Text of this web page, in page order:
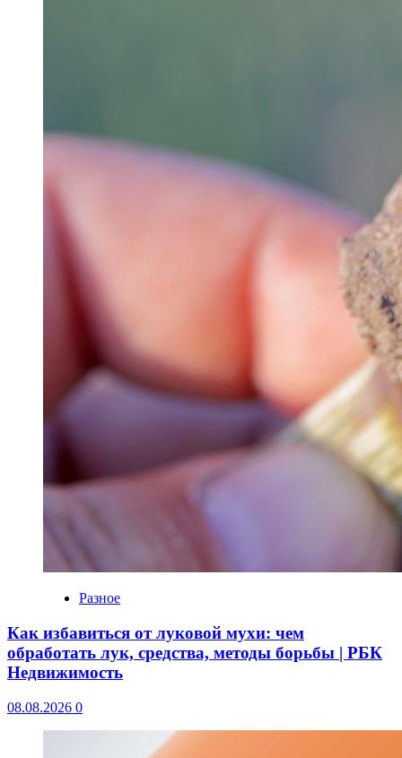
Разное
Как избавиться от луковой мухи: чем
обработать лук, средства, методы борьбы | РБК
Недвижимость
08.08.2026 0